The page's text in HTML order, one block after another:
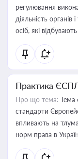
регулювання
діяльність
осіб, які
Практика
Про що тема: Тема
стандарти
впливають на
норм права в